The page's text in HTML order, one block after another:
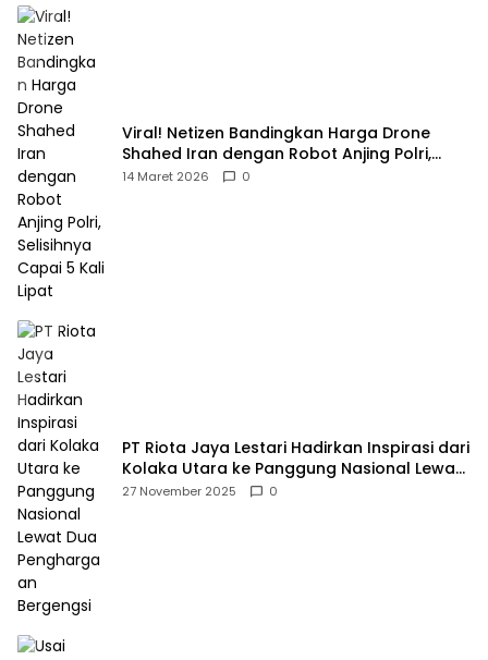
Viral! Netizen Bandingkan Harga Drone
Shahed Iran dengan Robot Anjing Polri,
Selisihnya Capai 5 Kali Lipat
14 Maret 2026 0
PT Riota Jaya Lestari Hadirkan Inspirasi dari
Kolaka Utara ke Panggung Nasional Lewat
Dua Penghargaan Bergengsi
27 November 2025 0